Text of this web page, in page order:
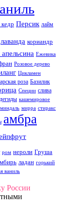
Персик лайм
лаванда кориандр
апельсина Ежевика
Розовое дерево
Цикламен
роза Базилик
Специи слива
кашемировое
миндаль мирра стиракс
амбра
ром нероли Груша
ладан горький
ваниль
России